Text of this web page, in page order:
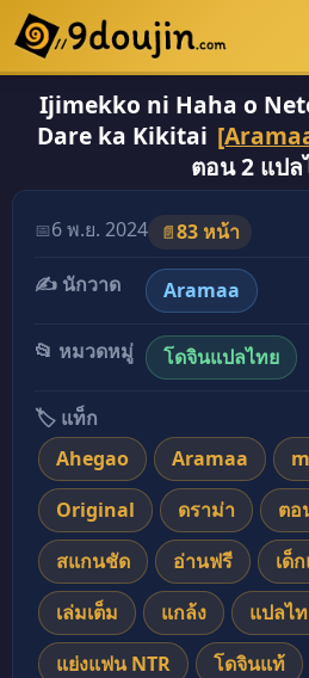
ดูเยอะ
คะแนนเย
โดจินรู
ระดับตำ
ยอดนิยม
เรื่องที่เก็
Ijimekko ni Haha o
Dare ka Kikitai
ตอน 2 แปล
อ่านโดจินภาพสี Ijimekko ni
📅6 พ.ย. 2024 📄83 หน้า
✍️ นักวาด
Aramaa
📂 หมวดหมู่ โดจินแปลไทย
🏷️ แท็ก
Ahegao
Aramaa
Original
ดราม่า ตอ
สแกนชัด
อ่านฟรี เด็
เล่มเต็ม
แกล้ง แปลไ
แย่งแฟน NTR
โดจินแท้